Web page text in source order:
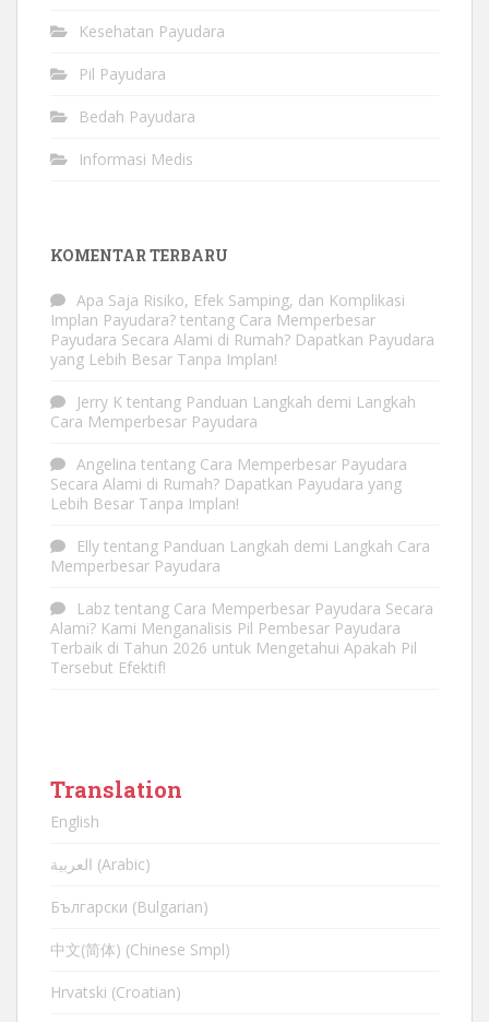
Kesehatan Payudara
Pil Payudara
Bedah Payudara
Informasi Medis
KOMENTAR TERBARU
Apa Saja Risiko, Efek Samping, dan Komplikasi
Implan Payudara? tentang Cara Memperbesar
Payudara Secara Alami di Rumah? Dapatkan Payudara
yang Lebih Besar Tanpa Implan!
Jerry K tentang Panduan Langkah demi Langkah
Cara Memperbesar Payudara
Angelina tentang Cara Memperbesar Payudara
Secara Alami di Rumah? Dapatkan Payudara yang
Lebih Besar Tanpa Implan!
Elly tentang Panduan Langkah demi Langkah Cara
Memperbesar Payudara
Labz tentang Cara Memperbesar Payudara Secara
Alami? Kami Menganalisis Pil Pembesar Payudara
Terbaik di Tahun 2026 untuk Mengetahui Apakah Pil
Tersebut Efektif!
Translation
English
العربية (Arabic)
Български (Bulgarian)
中文(简体) (Chinese Smpl)
Hrvatski (Croatian)